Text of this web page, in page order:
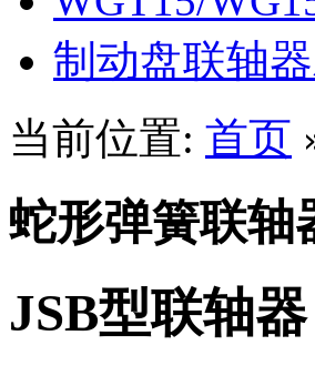
制动盘联轴
当前位置: 首页
蛇形弹簧联轴
JSB型联轴器